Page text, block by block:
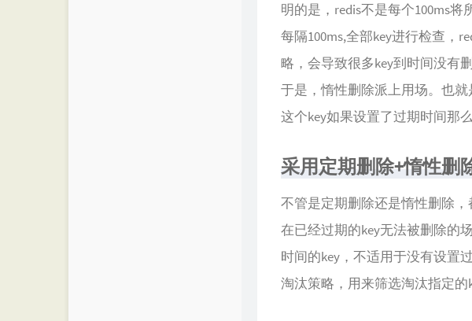
明的是，redis不是每个100ms
每隔100ms,全部key进行检查，
略，会导致很多key到时间没有删
于是，惰性删除派上用场。也就
这个key如果设置了过期时间那
采用定期删除+惰性删
不管是定期删除还是惰性删除
在已经过期的key无法被删除的
时间的key，不适用于没有设置
淘汰策略，用来筛选淘汰指定的